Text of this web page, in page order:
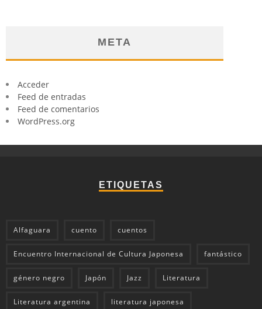
META
Acceder
Feed de entradas
Feed de comentarios
WordPress.org
ETIQUETAS
Alfaguara cuento cuentos
Encuentro Internacional de Cultura Japonesa fantástico
género negro Japón Jazz Literatura
Literatura argentina literatura japonesa